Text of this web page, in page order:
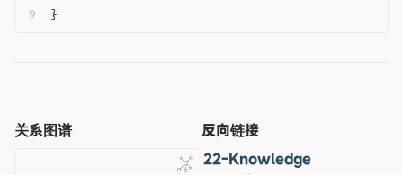
}
关系图谱
反向链接
22-Knowledge